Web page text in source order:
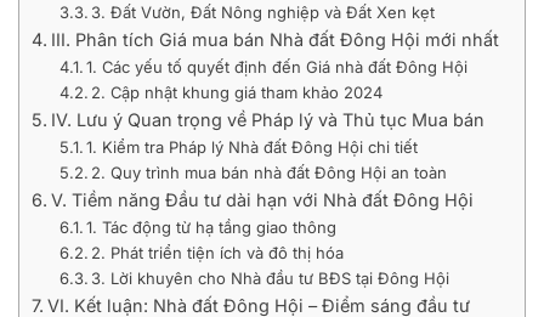
3. Đất Vườn, Đất Nông nghiệp và Đất Xen kẹt
III. Phân tích Giá mua bán Nhà đất Đông Hội mới nhất
1. Các yếu tố quyết định đến Giá nhà đất Đông Hội
2. Cập nhật khung giá tham khảo 2024
IV. Lưu ý Quan trọng về Pháp lý và Thủ tục Mua bán
1. Kiểm tra Pháp lý Nhà đất Đông Hội chi tiết
2. Quy trình mua bán nhà đất Đông Hội an toàn
V. Tiềm năng Đầu tư dài hạn với Nhà đất Đông Hội
1. Tác động từ hạ tầng giao thông
2. Phát triển tiện ích và đô thị hóa
3. Lời khuyên cho Nhà đầu tư BĐS tại Đông Hội
VI. Kết luận: Nhà đất Đông Hội – Điểm sáng đầu tư